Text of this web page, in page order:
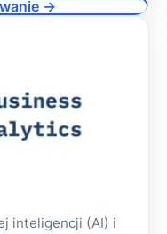
→
inteligencji (AI) i